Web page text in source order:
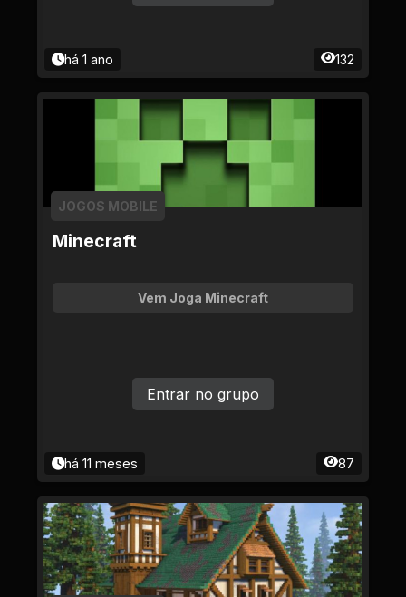
há 1 ano 132
Minecraft
JOGOS MOBILE
Vem Joga Minecraft
há 11 meses 87
Entrar no grupo